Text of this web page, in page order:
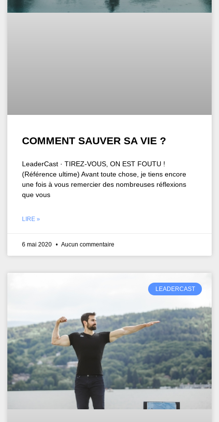
COMMENT SAUVER SA VIE ?
LeaderCast · TIREZ-VOUS, ON EST FOUTU !
(Référence ultime) Avant toute chose, je tiens encore
une fois à vous remercier des nombreuses réflexions
que vous
LIRE »
6 mai 2020 Aucun commentaire
LEADERCAST